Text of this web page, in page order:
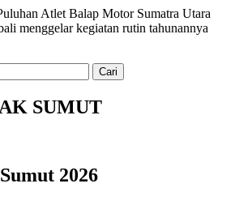
Atlet Balap Motor Sumatra Utara
menggelar kegiatan rutin tahunannya
SUMUT
2026